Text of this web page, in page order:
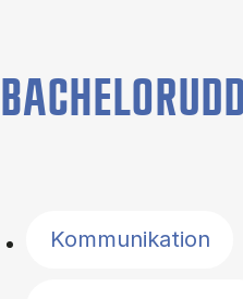
Kommunikation